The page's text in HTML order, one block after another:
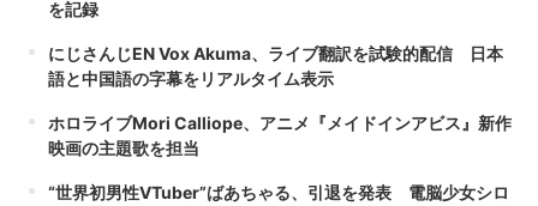
を記録
にじさんじEN Vox Akuma、ライブ翻訳を試験的配信 日本
語と中国語の字幕をリアルタイム表示
ホロライブMori Calliope、アニメ『メイドインアビス』新作
映画の主題歌を担当
“世界初男性VTuber”ばあちゃる、引退を発表 電脳少女シロ